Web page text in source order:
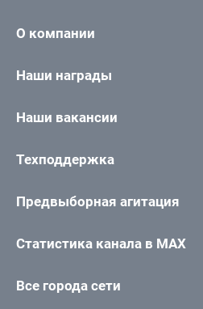
О компании
Наши награды
Наши вакансии
Техподдержка
Предвыборная агитация
Статистика канала в MAX
Все города сети